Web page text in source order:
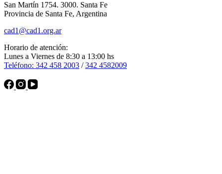
San Martín 1754. 3000. Santa Fe
Provincia de Santa Fe, Argentina
cad1@cad1.org.ar
Horario de atención:
Lunes a Viernes de 8:30 a 13:00 hs
Teléfono: 342 458 2003 /342 4582009